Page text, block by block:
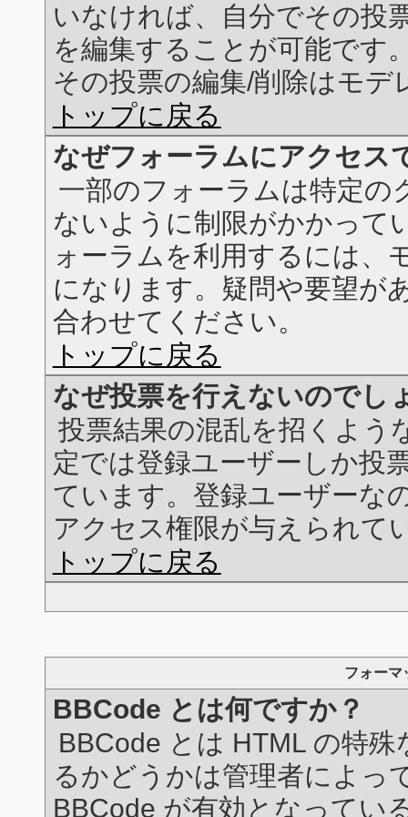
いなければ、自分でその投
を編集することが可能です
その投票の編集/削除はモ
トップに戻る
なぜフォーラムにアクセス
一部のフォーラムは特定の
ないように制限がかかって
ォーラムを利用するには、
になります。疑問や要望が
合わせてください。
トップに戻る
なぜ投票を行えないのでし
投票結果の混乱を招くよう
定では登録ユーザーしか投
ています。登録ユーザーな
アクセス権限が与えられて
トップに戻る
フォーマ
BBCode とは何ですか？
BBCode とは HTML の特
るかどうかは管理者によっ
BBCode が有効となってい